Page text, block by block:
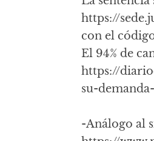
https://
con el
El 94% de
https://
su-
-Análogo al